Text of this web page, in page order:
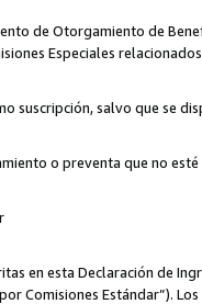
de Otorgamiento de
Especiales
suscripción, salvo que se
o preventa que no
en esta Declaración de
Comisiones Estándar”).